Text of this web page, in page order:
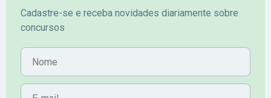
Cadastre-se e receba novidades diariamente sobre
concursos
Nome
E-mail